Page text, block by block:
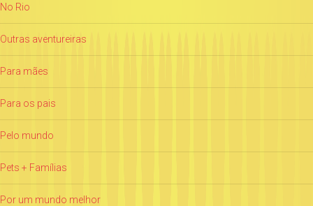
No Rio
Outras aventureiras
Para mães
Para os pais
Pelo mundo
Pets + Famílias
Por um mundo melhor